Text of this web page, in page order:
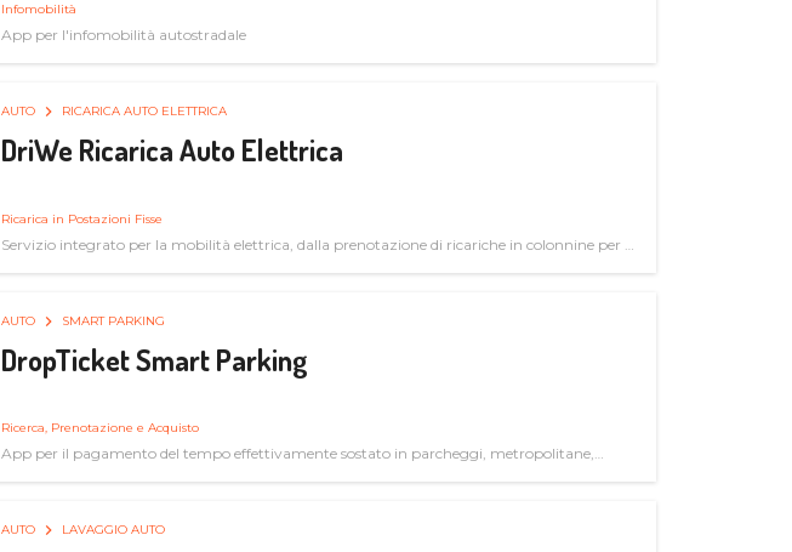
Infomobilità
App per l'infomobilità autostradale
AUTO RICARICA AUTO ELETTRICA
DriWe Ricarica Auto Elettrica
Ricarica in Postazioni Fisse
Servizio integrato per la mobilità elettrica, dalla prenotazione di ricariche in colonnine per il
AUTO SMART PARKING
DropTicket Smart Parking
Ricerca, Prenotazione e Acquisto
App per il pagamento del tempo effettivamente sostato in parcheggi, metropolitane,
AUTO LAVAGGIO AUTO